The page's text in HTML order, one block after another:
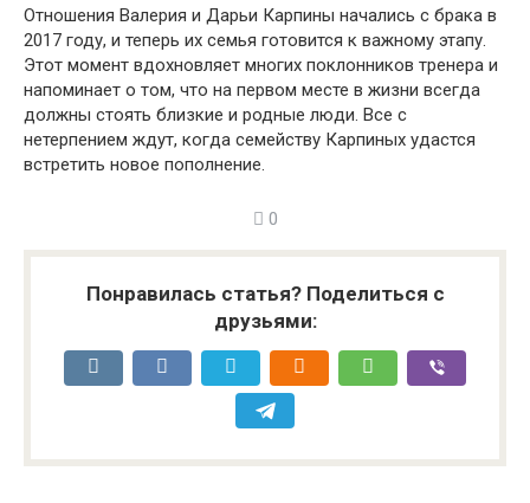
Отношения Валерия и Дарьи Карпины начались с брака в
2017 году, и теперь их семья готовится к важному этапу.
Этот момент вдохновляет многих поклонников тренера и
напоминает о том, что на первом месте в жизни всегда
должны стоять близкие и родные люди. Все с
нетерпением ждут, когда семейству Карпиных удастся
встретить новое пополнение.
0
Понравилась статья? Поделиться с
друзьями: